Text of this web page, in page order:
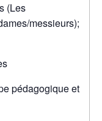
(Les
messieurs);
pédagogique et